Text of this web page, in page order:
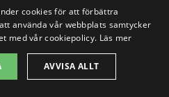
cookies för att förbättra
använda vår webbplats samtycker
med vår cookiepolicy. Läs mer
AVVISA ALLT